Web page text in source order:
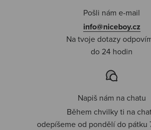
Pošli nám e-mail
info@niceboy.cz
Na tvoje dotazy
do 24 hodin
Napiš nám na chatu
Během chvilky ti na
odepíšeme od pondělí do pátku